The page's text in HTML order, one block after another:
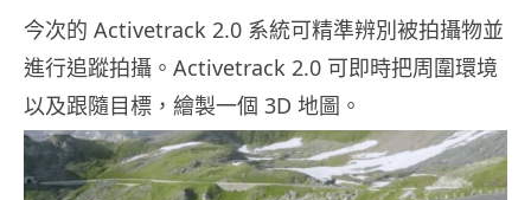
今次的 Activetrack 2.0 系統可精準辨別被拍攝物並
進行追蹤拍攝。Activetrack 2.0 可即時把周圍環境
以及跟隨目標，繪製一個 3D 地圖。